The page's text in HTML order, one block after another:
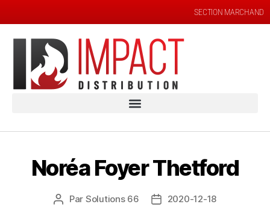
SECTION MARCHAND
Noréa Foyer Thetford
Par Solutions 66 2020-12-18